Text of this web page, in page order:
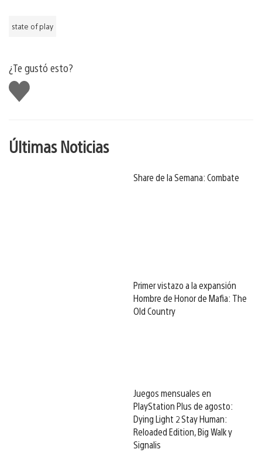
state of play
¿Te gustó esto?
Me
gusta
Últimas Noticias
Share de la Semana: Combate
Primer vistazo a la expansión
Hombre de Honor de Mafia: The
Old Country
Juegos mensuales en
PlayStation Plus de agosto:
Dying Light 2 Stay Human:
Reloaded Edition, Big Walk y
Signalis